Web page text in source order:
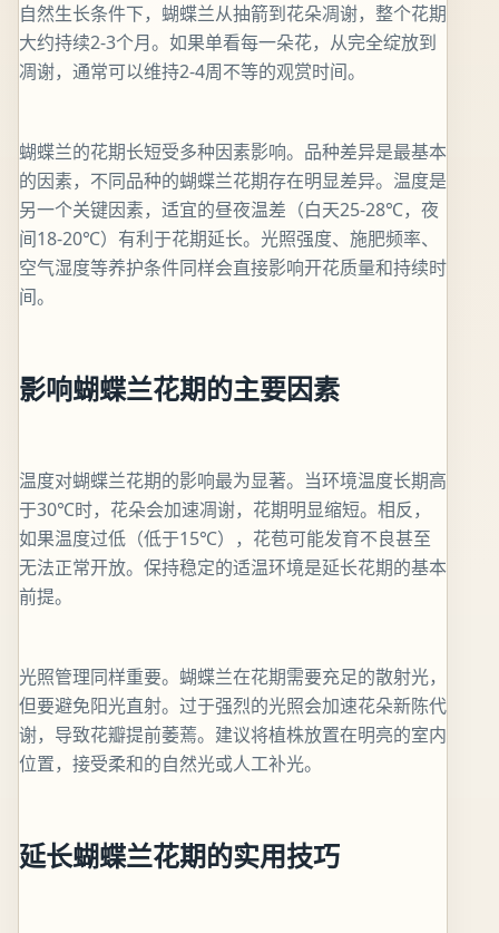
自然生长条件下，蝴蝶兰从抽箭到花朵凋谢，整个花期
大约持续2-3个月。如果单看每一朵花，从完全绽放到
凋谢，通常可以维持2-4周不等的观赏时间。
蝴蝶兰的花期长短受多种因素影响。品种差异是最基本
的因素，不同品种的蝴蝶兰花期存在明显差异。温度是
另一个关键因素，适宜的昼夜温差（白天25-28℃，夜
间18-20℃）有利于花期延长。光照强度、施肥频率、
空气湿度等养护条件同样会直接影响开花质量和持续时
间。
影响蝴蝶兰花期的主要因素
温度对蝴蝶兰花期的影响最为显著。当环境温度长期高
于30℃时，花朵会加速凋谢，花期明显缩短。相反，
如果温度过低（低于15℃），花苞可能发育不良甚至
无法正常开放。保持稳定的适温环境是延长花期的基本
前提。
光照管理同样重要。蝴蝶兰在花期需要充足的散射光，
但要避免阳光直射。过于强烈的光照会加速花朵新陈代
谢，导致花瓣提前萎蔫。建议将植株放置在明亮的室内
位置，接受柔和的自然光或人工补光。
延长蝴蝶兰花期的实用技巧